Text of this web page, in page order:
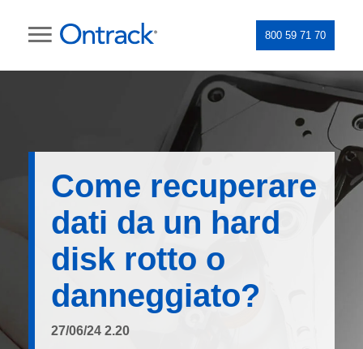
800 59 71 70
Come recuperare
dati da un hard
disk rotto o
danneggiato?
27/06/24 2.20